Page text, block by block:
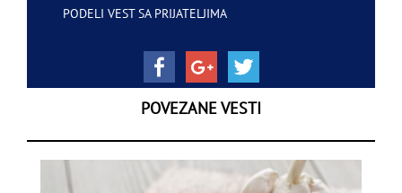
PODELI VEST SA PRIJATELJIMA
POVEZANE VESTI